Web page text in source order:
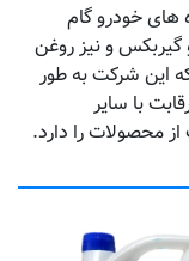
های خودرو گام
گیربکس و نیز روغن
که این شرکت به طور
با سایر
محصولات را دارد.